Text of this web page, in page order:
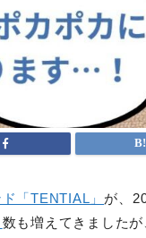
「TENTIAL」 が、
数も増えてきました